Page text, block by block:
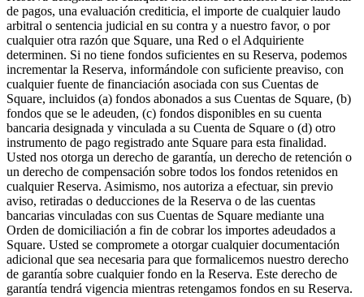
de pagos, una evaluación crediticia, el importe de cualquier laudo
arbitral o sentencia judicial en su contra y a nuestro favor, o por
cualquier otra razón que Square, una Red o el Adquiriente
determinen. Si no tiene fondos suficientes en su Reserva, podemos
incrementar la Reserva, informándole con suficiente preaviso, con
cualquier fuente de financiación asociada con sus Cuentas de
Square, incluidos (a) fondos abonados a sus Cuentas de Square, (b)
fondos que se le adeuden, (c) fondos disponibles en su cuenta
bancaria designada y vinculada a su Cuenta de Square o (d) otro
instrumento de pago registrado ante Square para esta finalidad.
Usted nos otorga un derecho de garantía, un derecho de retención o
un derecho de compensación sobre todos los fondos retenidos en
cualquier Reserva. Asimismo, nos autoriza a efectuar, sin previo
aviso, retiradas o deducciones de la Reserva o de las cuentas
bancarias vinculadas con sus Cuentas de Square mediante una
Orden de domiciliación a fin de cobrar los importes adeudados a
Square. Usted se compromete a otorgar cualquier documentación
adicional que sea necesaria para que formalicemos nuestro derecho
de garantía sobre cualquier fondo en la Reserva. Este derecho de
garantía tendrá vigencia mientras retengamos fondos en su Reserva.